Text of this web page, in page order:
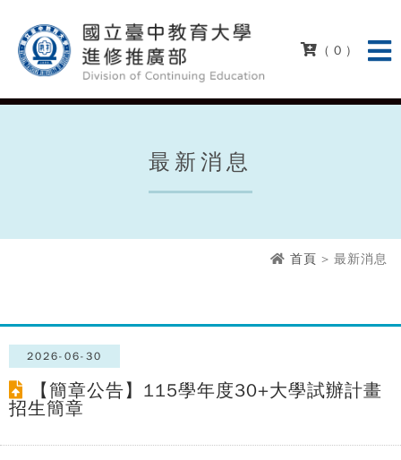
( 0 )
最新消息
首頁 > 最新消息
2026-06-30
【簡章公告】115學年度30+大學試辦計畫
招生簡章